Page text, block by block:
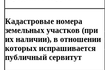
Кадастровые номера
земельных участков (при
их наличии), в отношении
которых испрашивается
публичный сервитут